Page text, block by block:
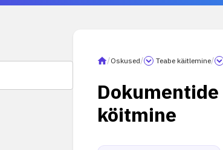
/Oskused/ Teabe käitlemine/
köitmine